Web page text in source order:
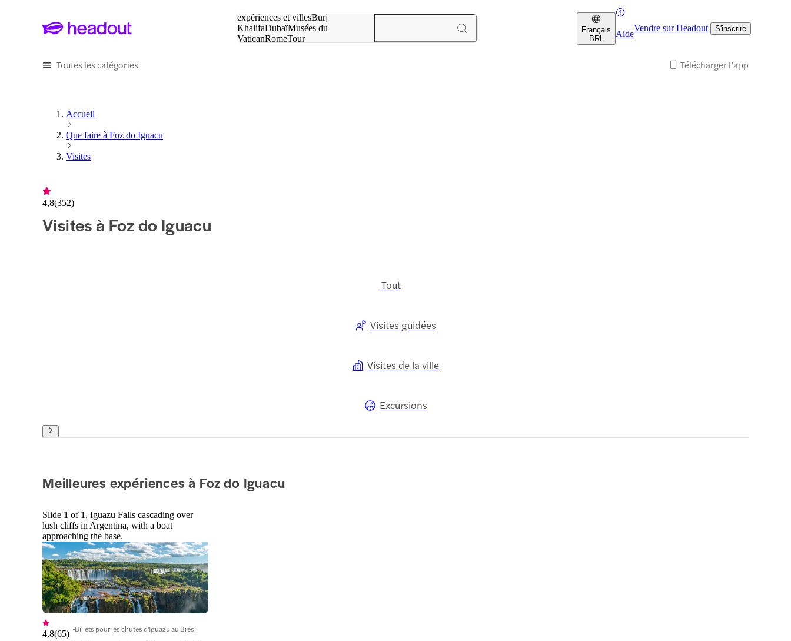
expériences et villesBurj
KhalifaDubaïMusées du
VaticanRomeTour
Français
BRL
Aide
Vendre sur Headout S'inscrire
Toutes les catégories Télécharger l’app
Accueil
Que faire à Foz do Iguacu
Visites
4,8(352)
Visites à Foz do Iguacu
Tout
Visites guidées
Visites de la ville
Excursions
Meilleures expériences à Foz do Iguacu
Slide 1 of 1, Iguazu Falls cascading over
lush cliffs in Argentina, with a boat
approaching the base.
4,8(65) Billets pour les chutes d'Iguazu au Brésil